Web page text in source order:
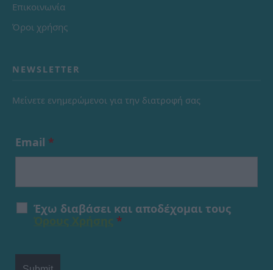
Επικοινωνία
Όροι χρήσης
NEWSLETTER
Μείνετε ενημερώμενοι για την διατροφή σας
Email *
Έχω διαβάσει και αποδέχομαι τους
*